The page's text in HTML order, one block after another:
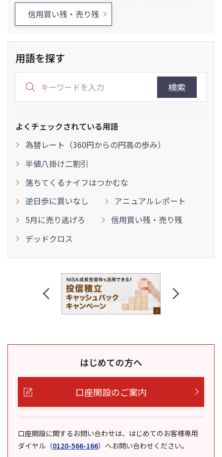
信用買い残・売り残
用語を探す
検索
よくチェックされている用語
為替レート（360円からの円高の歩み）
半値八掛け二割引
落ちてくるナイフはつかむな
逆日歩に買いなし
アニュアルレポート
5月に売り逃げろ
信用買い残・売り残
デッドクロス
はじめての方へ
口座開設のご案内
口座開設に関するお問い合わせは、はじめてのお客様専用
ダイヤル （0120-566-166） へお問い合わせください。